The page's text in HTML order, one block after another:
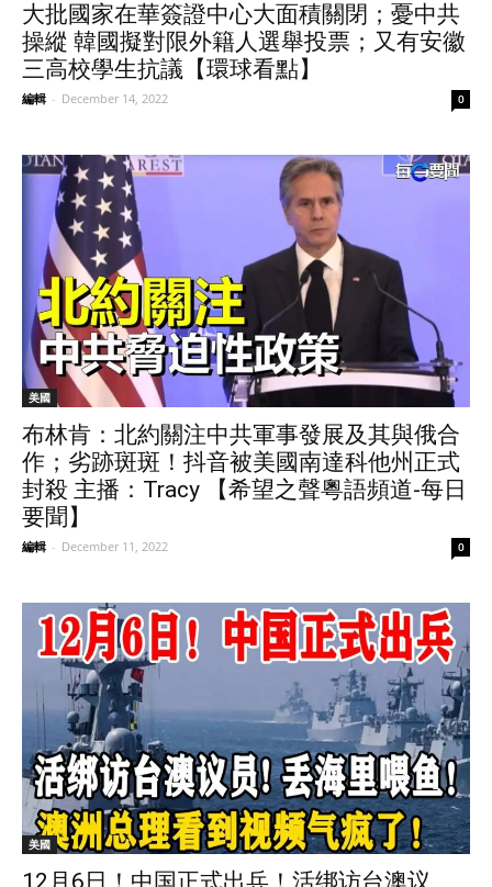
大批國家在華簽證中心大面積關閉；憂中共
操縱 韓國擬對限外籍人選舉投票；又有安徽
三高校學生抗議【環球看點】
編輯 - December 14, 2022 0
美國
布林肯：北約關注中共軍事發展及其與俄合
作；劣跡斑斑！抖音被美國南達科他州正式
封殺 主播：Tracy 【希望之聲粵語頻道-每日
要聞】
編輯 - December 11, 2022 0
美國
12月6日！中国正式出兵！活绑访台澳议